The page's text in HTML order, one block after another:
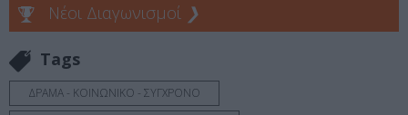
Νέοι Διαγωνισμοί ❯
Tags
ΔΡΑΜΑ - ΚΟΙΝΩΝΙΚΟ - ΣΥΓΧΡΟΝΟ